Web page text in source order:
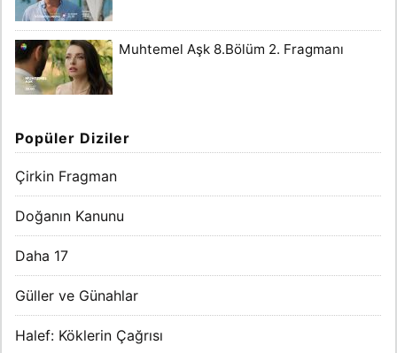
Muhtemel Aşk 8.Bölüm 2. Fragmanı
Popüler Diziler
Çirkin Fragman
Doğanın Kanunu
Daha 17
Güller ve Günahlar
Halef: Köklerin Çağrısı